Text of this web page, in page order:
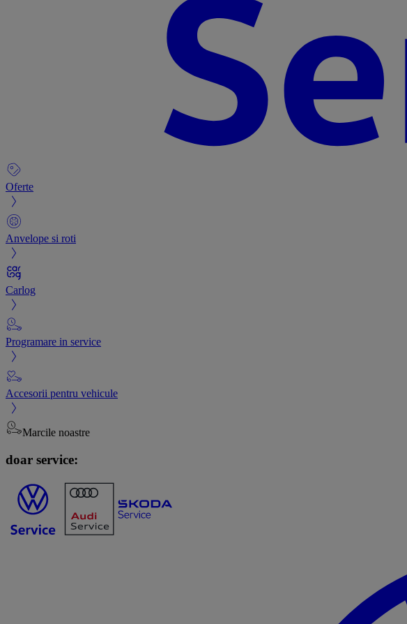
Oferte
Anvelope si roti
Carlog
Programare in service
Accesorii pentru vehicule
Marcile noastre
doar service: